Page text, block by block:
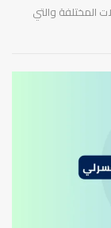
المختلفة والتي